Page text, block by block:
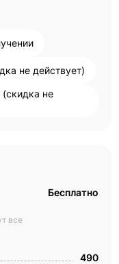
не действует)
не
все
Бесплатно
490